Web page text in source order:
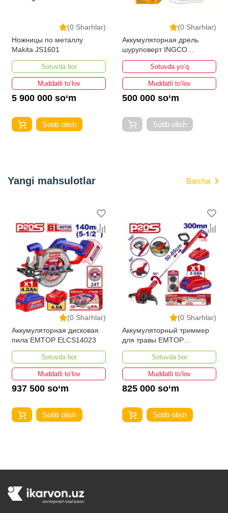
(0 Sharhlar)
Ножницы по металлу
Makita JS1601
Sotuvda bor
Muddatli to‘lov
5 900 000 so‘m
Sotib olish
(0 Sharhlar)
Аккумуляторная дрель
шуруповерт INGCO
CDLI200518
Sotuvda yo‘q
Muddatli to‘lov
500 000 so‘m
Sotib olish
Yangi mahsulotlar Barcha
(0 Sharhlar)
Аккумуляторная дисковая
пила EMTOP ELCS14023
Sotuvda bor
Muddatli to‘lov
937 500 so‘m
Sotib olish
(0 Sharhlar)
Аккумуляторный триммер
для травы EMTOP
ELGT203285
Sotuvda bor
Muddatli to‘lov
825 000 so‘m
Sotib olish